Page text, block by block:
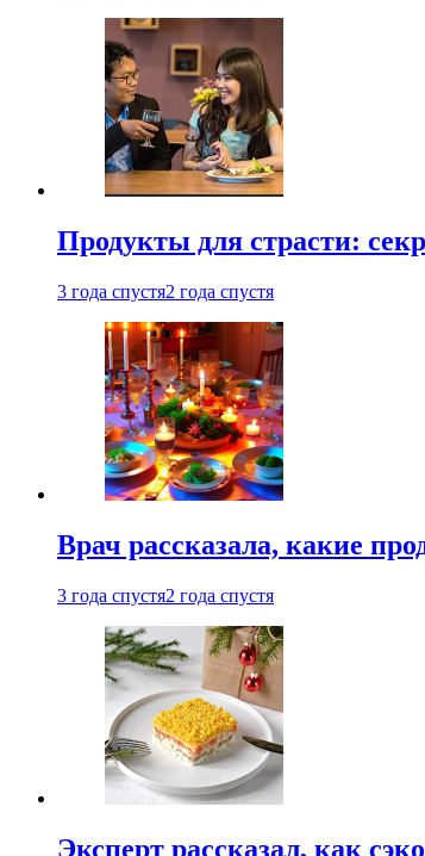
Продукты для страсти:
3 года спустя2 года спустя
Врач рассказала, какие
3 года спустя2 года спустя
Эксперт рассказал, как